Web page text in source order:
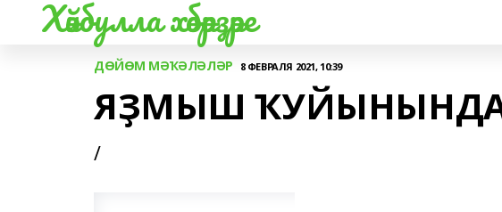
Хәйбулла хәбәрҙәре
ДӨЙӨМ МӘҠӘЛӘЛӘР 8 ФЕВРАЛЯ 2021, 10:39
ЯҘМЫШ
/